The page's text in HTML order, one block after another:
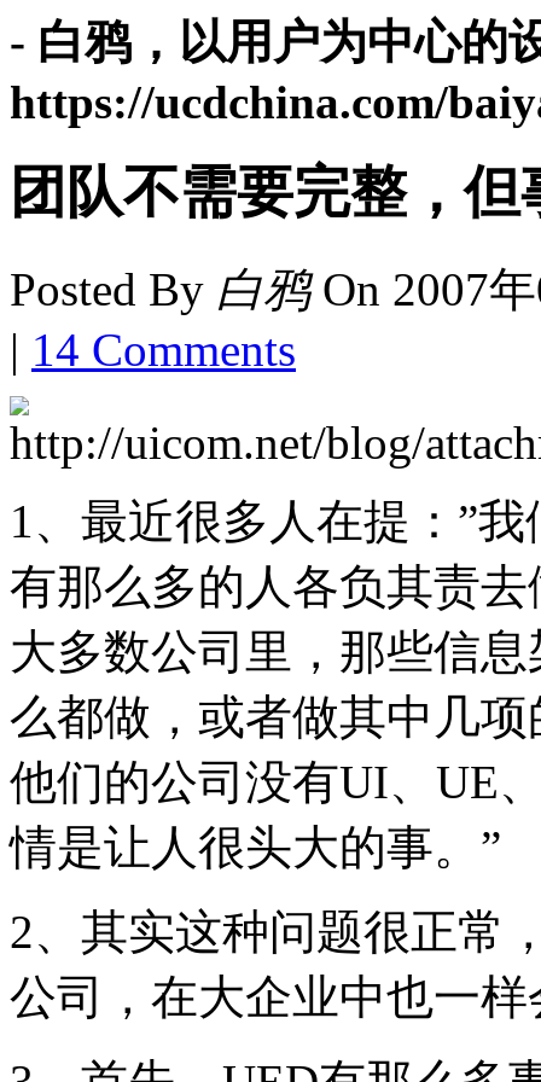
- 白鸦，以用户为中心的
https://ucdchina.com/
团队不需要完整，
Posted By 白鸦On 2007
| 14 Comments
1、最近很多人在提：”
有那么多的人各负其责去
大多数公司里，那些信
么都做，或者做其中几
他们的公司没有UI、UE
情是让人很头大的事。”
2、其实这种问题很正常
公司，在大企业中也一